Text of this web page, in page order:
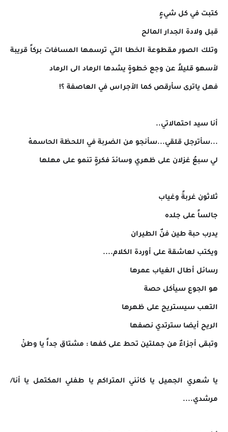
كتبت في كل شيءٍ
قبل ولادة الجدار المالح
وتلك الصور مقطوعة الخطا التي ترسمها المسافات بركاً قريبة
لأسهو قليلاً عن وجع خطوةٍ يشدها الرماد الى الرماد
فهل ياترى سأرقص كما الأجراس في العاصفة ؟!
أنا سيد احتمالاتي..
...سأترجل قلقي...سأنجو من الضربة في اللحظة الحاسمهْ
لي سبعُ غزلان على ظهري وسائدَ فكرةٍ تنمو على مهلها
ثلاثون غربةً وغياب
جالساً على جلده
يدرب حبة طين فنٌ الطيران
ويكتب لعاشقة على أوردة الكلام....
رسائل أطال الغياب عمرها
هو الجوع سيأكل حصة
التعب سيستريح على ظهرها
الريح أيضا سترتدي نصفها
وتبقى أجزاءٌ من جملتين تحط على كفها : مشتاق جداً يا وطنْ
يا شعري الجميل يا كائني المتراكم يا طفلي المكتمل يا أنا/
مرشدي....